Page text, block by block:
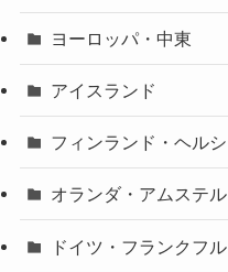
ヨーロッパ・中東
アイスランド
フィンランド・ヘル
オランダ・アムステ
ドイツ・フランクフル